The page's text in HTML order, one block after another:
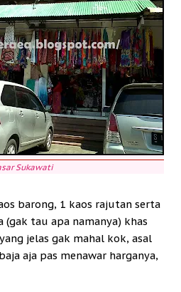
Sukawati
barong, 1 kaos rajutan serta
tau apa namanya) khas
jelas gak mahal kok, asal
aja pas menawar harganya,